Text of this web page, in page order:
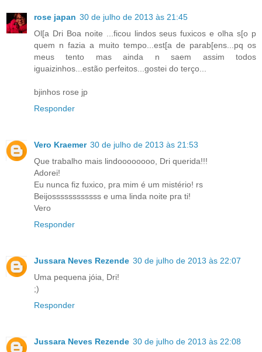
rose japan 30 de julho de 2013 às 21:45
Ol[a Dri Boa noite ...ficou lindos seus fuxicos e olha s[o p
quem n fazia a muito tempo...est[a de parab[ens...pq os
meus tento mas ainda n saem assim todos
iguaizinhos...estão perfeitos...gostei do terço...
bjinhos rose jp
Responder
Vero Kraemer 30 de julho de 2013 às 21:53
Que trabalho mais lindoooooooo, Dri querida!!!
Adorei!
Eu nunca fiz fuxico, pra mim é um mistério! rs
Beijossssssssssss e uma linda noite pra ti!
Vero
Responder
Jussara Neves Rezende 30 de julho de 2013 às 22:07
Uma pequena jóia, Dri!
;)
Responder
Jussara Neves Rezende 30 de julho de 2013 às 22:08